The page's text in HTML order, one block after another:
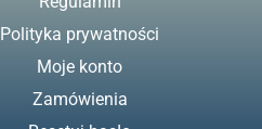
Polityka prywatności
Moje konto
Zamówienia